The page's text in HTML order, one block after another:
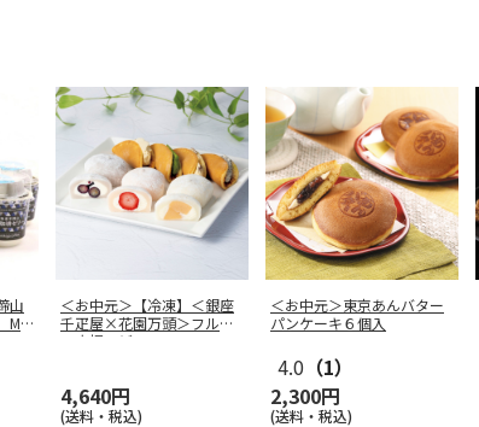
山
MC
＜お中元＞【冷凍】＜銀座
千疋屋×花園万頭＞フルー
ツ大福＆ど
4,640円
(送料・税込)
＜お中元＞東京あんバター
パンケーキ６個入
4.0 （1）
2,300円
(送料・税込)